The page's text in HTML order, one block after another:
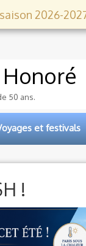
2026-
50 ans.
et festivals
!